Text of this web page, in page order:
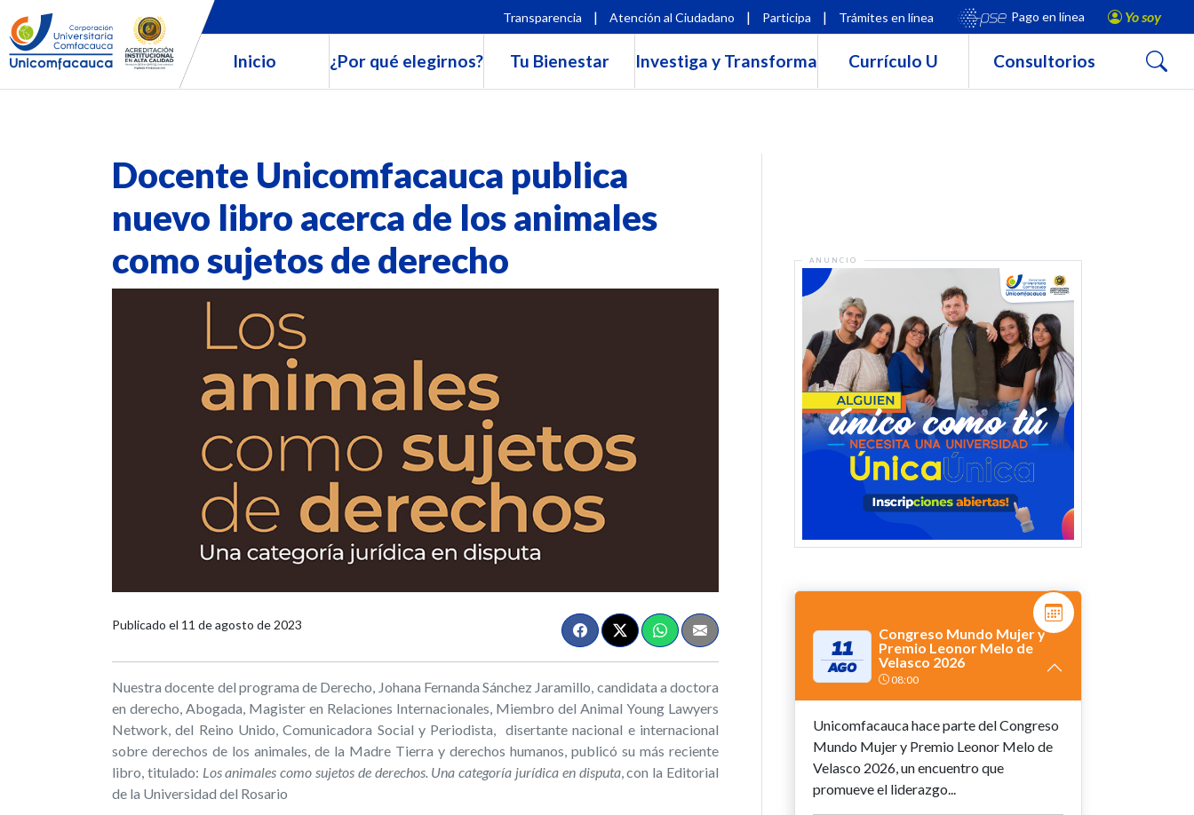
Transparencia | Atención al Ciudadano | Participa | Trámites en línea Pago en línea Yo soy
Inicio ¿Por qué elegirnos? Tu Bienestar Investiga y Transforma Currículo U Consultorios Buscar
Docente Unicomfacauca publica
nuevo libro acerca de los animales
como sujetos de derecho
Publicado el 11 de agosto de 2023
Nuestra docente del programa de Derecho, Johana Fernanda Sánchez Jaramillo, candidata a doctora
en derecho, Abogada, Magister en Relaciones Internacionales, Miembro del Animal Young Lawyers
Network, del Reino Unido, Comunicadora Social y Periodista, disertante nacional e internacional
sobre derechos de los animales, de la Madre Tierra y derechos humanos, publicó su más reciente
libro, titulado: Los animales como sujetos de derechos. Una categoría jurídica en disputa, con la Editorial
de la Universidad del Rosario
11
AGO
Congreso Mundo Mujer y
Premio Leonor Melo de
Velasco 2026
08:00
Unicomfacauca hace parte del Congreso
Mundo Mujer y Premio Leonor Melo de
Velasco 2026, un encuentro que
promueve el liderazgo...